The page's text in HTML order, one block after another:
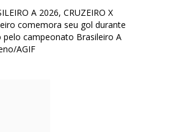
A 2026, CRUZEIRO X
comemora seu gol durante
campeonato Brasileiro A
AGIF